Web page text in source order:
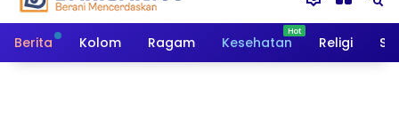
Berita Kolom Ragam Kesehatan Religi